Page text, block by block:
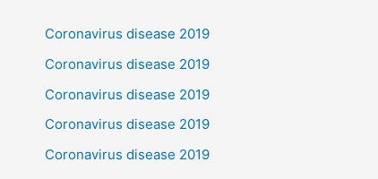
Coronavirus disease 2019
Coronavirus disease 2019
Coronavirus disease 2019
Coronavirus disease 2019
Coronavirus disease 2019